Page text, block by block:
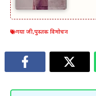
गया जी,पुस्तक विमोचन